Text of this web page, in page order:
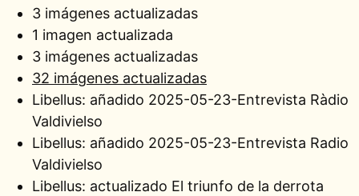
3 imágenes actualizadas
1 imagen actualizada
3 imágenes actualizadas
32 imágenes actualizadas
Libellus: añadido 2025-05-23-Entrevista Ràdio
Valdivielso
Libellus: añadido 2025-05-23-Entrevista Radio
Valdivielso
Libellus: actualizado El triunfo de la derrota